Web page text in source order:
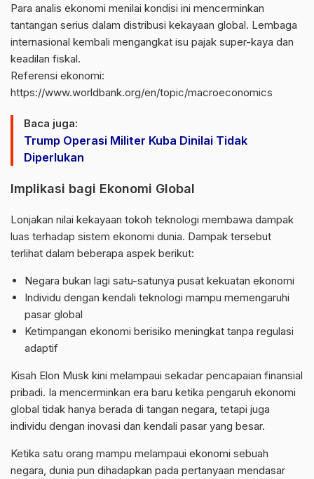
Para analis ekonomi menilai kondisi ini mencerminkan
tantangan serius dalam distribusi kekayaan global. Lembaga
internasional kembali mengangkat isu pajak super-kaya dan
keadilan fiskal.
Referensi ekonomi:
https://www.worldbank.org/en/topic/macroeconomics
Baca juga:
Trump Operasi Militer Kuba Dinilai Tidak
Diperlukan
Implikasi bagi Ekonomi Global
Lonjakan nilai kekayaan tokoh teknologi membawa dampak
luas terhadap sistem ekonomi dunia. Dampak tersebut
terlihat dalam beberapa aspek berikut:
Negara bukan lagi satu-satunya pusat kekuatan ekonomi
Individu dengan kendali teknologi mampu memengaruhi
pasar global
Ketimpangan ekonomi berisiko meningkat tanpa regulasi
adaptif
Kisah Elon Musk kini melampaui sekadar pencapaian finansial
pribadi. Ia mencerminkan era baru ketika pengaruh ekonomi
global tidak hanya berada di tangan negara, tetapi juga
individu dengan inovasi dan kendali pasar yang besar.
Ketika satu orang mampu melampaui ekonomi sebuah
negara, dunia pun dihadapkan pada pertanyaan mendasar